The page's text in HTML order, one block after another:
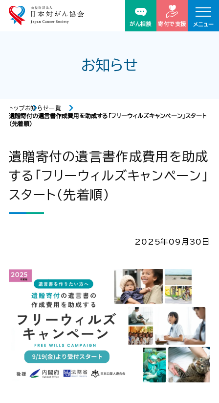
がん相談 寄付で支援 メニュー
お知らせ
トップお知らせ一覧
遺贈寄付の遺言書作成費用を助成する「フリーウィルズキャンペーン」スタート
（先着順）
遺贈寄付の遺言書作成費用を助成
する「フリーウィルズキャンペーン」
スタート（先着順）
2025年09月30日